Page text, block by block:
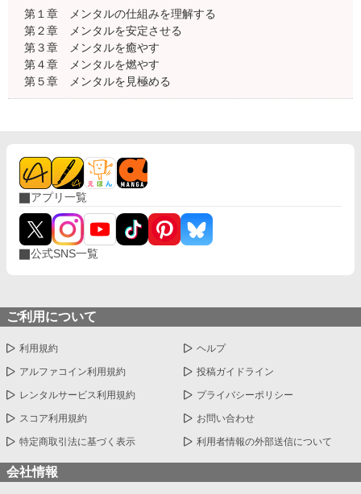
第１章 メンタルの仕組みを理解する
第２章 メンタルを安定させる
第３章 メンタルを癒やす
第４章 メンタルを燃やす
第５章 メンタルを見極める
アプリ一覧
公式SNS一覧
ご利用について
利用規約 ヘルプ
アルファコイン利用規約 投稿ガイドライン
レンタルサービス利用規約 プライバシーポリシー
スコア利用規約 お問い合わせ
特定商取引法に基づく表示 利用者情報の外部送信について
会社情報